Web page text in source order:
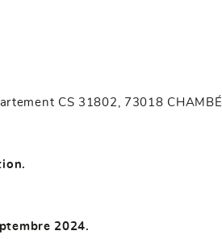
CS 31802, 73018
2024.